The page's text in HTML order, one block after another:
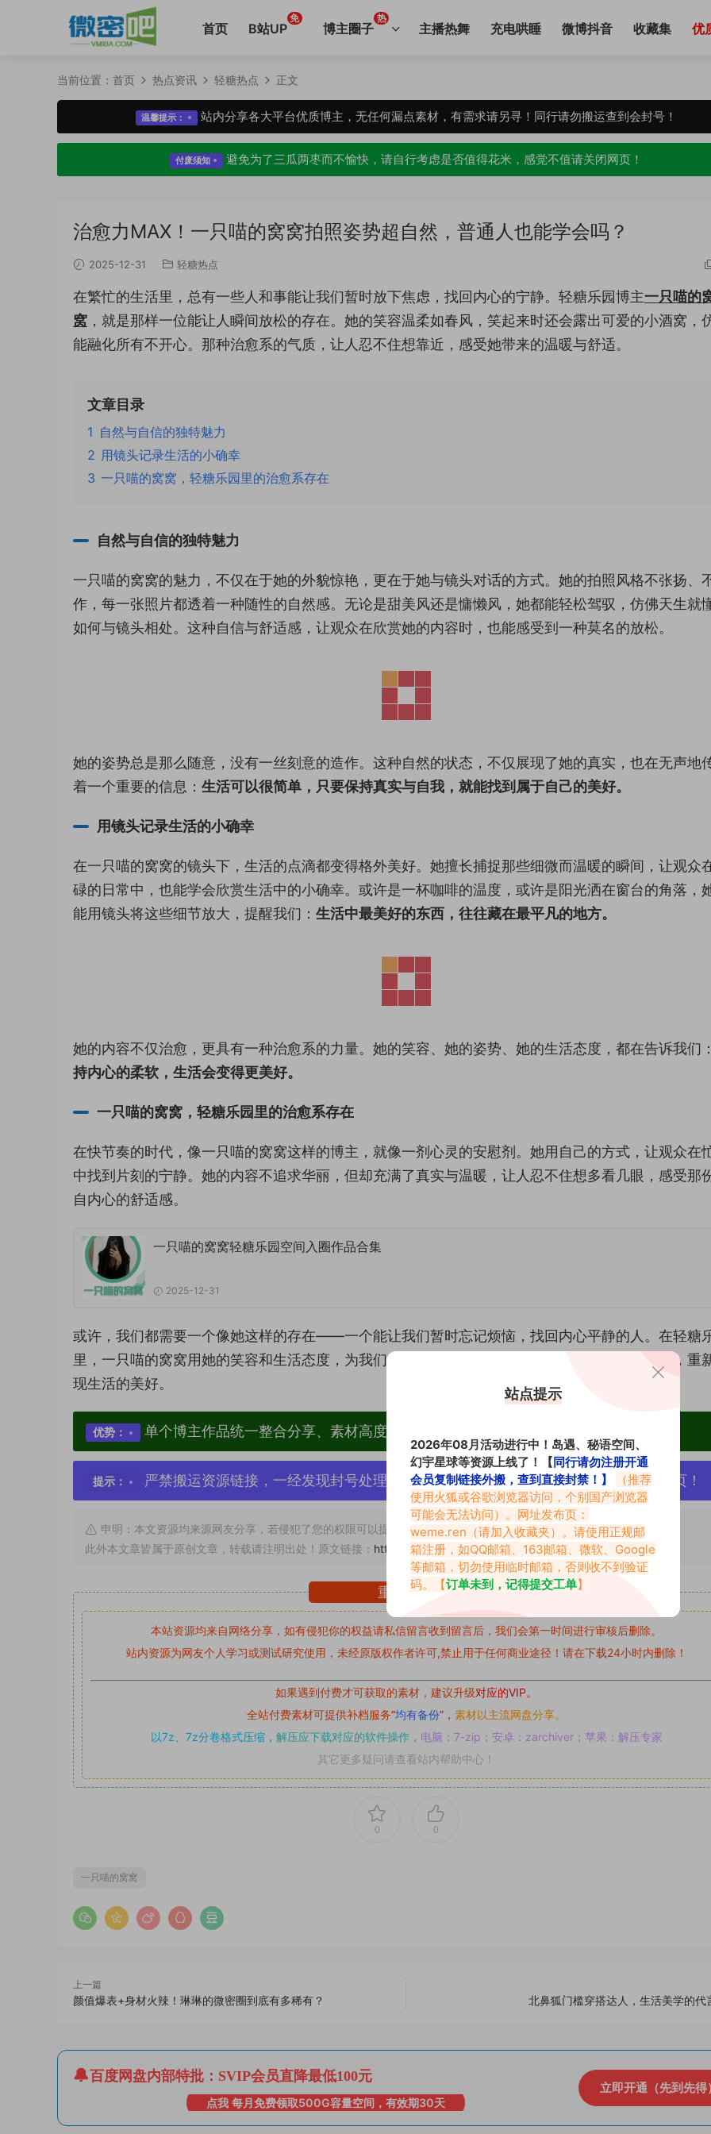
首页 B站UP
免
博主圈子
热
主播热舞 充电哄睡 微博抖音 收藏集 优
当前位置： 首页 热点资讯 轻糖热点 正文
温馨提示： 站内分享各大平台优质博主，无任何漏点素材，有需求请另寻！同行请勿搬运查到会封号！
付废须知 避免为了三瓜两枣而不愉快，请自行考虑是否值得花米，感觉不值请关闭网页！
治愈力MAX！一只喵的窝窝拍照姿势超自然，普通人也能学会吗？
2025-12-31 轻糖热点
在繁忙的生活里，总有一些人和事能让我们暂时放下焦虑，找回内心的宁静。轻糖乐园博主一只喵的
窝 ，就是那样一位能让人瞬间放松的存在。她的笑容温柔如春风，笑起来时还会露出可爱的小酒窝，
能融化所有不开心。那种治愈系的气质，让人忍不住想靠近，感受她带来的温暖与舒适。
文章目录
1 自然与自信的独特魅力
2 用镜头记录生活的小确幸
3 一只喵的窝窝，轻糖乐园里的治愈系存在
自然与自信的独特魅力
一只喵的窝窝的魅力，不仅在于她的外貌惊艳，更在于她与镜头对话的方式。她的拍照风格不张扬、
作，每一张照片都透着一种随性的自然感。无论是甜美风还是慵懒风，她都能轻松驾驭，仿佛天生就
如何与镜头相处。这种自信与舒适感，让观众在欣赏她的内容时，也能感受到一种莫名的放松。
她的姿势总是那么随意，没有一丝刻意的造作。这种自然的状态，不仅展现了她的真实，也在无声地
着一个重要的信息： 生活可以很简单，只要保持真实与自我，就能找到属于自己的美好。
用镜头记录生活的小确幸
在一只喵的窝窝的镜头下，生活的点滴都变得格外美好。她擅长捕捉那些细微而温暖的瞬间，让观众
碌的日常中，也能学会欣赏生活中的小确幸。或许是一杯咖啡的温度，或许是阳光洒在窗台的角落，
能用镜头将这些细节放大，提醒我们： 生活中最美好的东西，往往藏在最平凡的地方。
她的内容不仅治愈，更具有一种治愈系的力量。她的笑容、她的姿势、她的生活态度，都在告诉我们：
持内心的柔软，生活会变得更美好。
一只喵的窝窝，轻糖乐园里的治愈系存在
在快节奏的时代，像一只喵的窝窝这样的博主，就像一剂心灵的安慰剂。她用自己的方式，让观众在
中找到片刻的宁静。她的内容不追求华丽，但却充满了真实与温暖，让人忍不住想多看几眼，感受那
自内心的舒适感。
一只喵的窝窝轻糖乐园空间入圈作品合集
2025-12-31
或许，我们都需要一个像她这样的存在——一个能让我们暂时忘记烦恼，找回内心平静的人。在轻糖
里，一只喵的窝窝用她的笑容和生活态度，为我们打造了一片治愈的天地，让我们在她的镜头里，重
现生活的美好。
优势： 单个博主作品统一整合分享、素材高度去重复、逐一归档方便收藏！
提示： 严禁搬运资源链接，一经发现封号处理，素材资源无露点、需求请绕道，关闭本站网页！
申明：本文资源均来源网友分享，若侵犯了您的权限可以提交工单处理。
此外本文章皆属于原创文章，转载请注明出处！原文链接： https://www.vmiba.com/18354.html
重要声明
本站资源均来自网络分享，如有侵犯你的权益请私信留言收到留言后，我们会第一时间进行审核后删除。
站内资源为网友个人学习或测试研究使用，未经原版权作者许可,禁止用于任何商业途径！请在下载24小时内删除！
如果遇到付费才可获取的素材，建议升级对应的VIP。
全站付费素材可提供补档服务“均有备份”， 素材以主流网盘分享。
以7z、7z分卷格式压缩， 解压应下载对应的软件操作， 电脑：7-zip；安卓：zarchiver；苹果：解压专家
其它更多疑问请查看站内帮助中心！
0 0
一只喵的窝窝
上一篇
颜值爆表+身材火辣！琳琳的微密圈到底有多稀有？ 北鼻狐门槛穿搭达人，生活美学的代
百度网盘内部特批：SVIP会员直降最低100元
点我 每月免费领取500G容量空间，有效期30天
立即开通（先到先得）
站点提示
2026年08月活动进行中！岛遇、秘语空间、
幻宇星球等资源上线了！【同行请勿注册开通
会员复制链接外搬，查到直接封禁！】
（推荐
使用火狐或谷歌浏览器访问，个别国产浏览器
可能会无法访问）。网址发布页：
weme.ren （请加入收藏夹）。请使用正规邮
箱注册，如QQ邮箱、163邮箱、微软、Google
等邮箱，切勿使用临时邮箱，否则收不到验证
码。【订单未到，记得提交工单】